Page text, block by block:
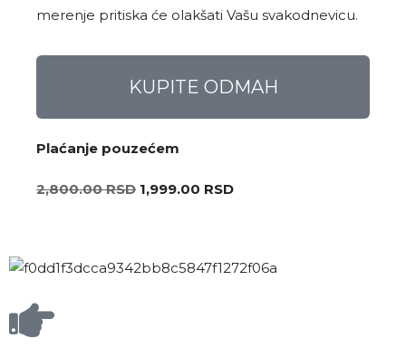
merenje pritiska će olakšati Vašu svakodnevicu.
KUPITE ODMAH
Plaćanje pouzećem
2,800.00RSD 1,999.00 RSD